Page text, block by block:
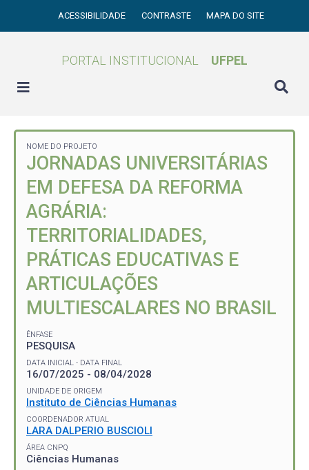
ACESSIBILIDADE CONTRASTE MAPA DO SITE
PORTAL INSTITUCIONAL UFPEL
NOME DO PROJETO
JORNADAS UNIVERSITÁRIAS
EM DEFESA DA REFORMA
AGRÁRIA:
TERRITORIALIDADES,
PRÁTICAS EDUCATIVAS E
ARTICULAÇÕES
MULTIESCALARES NO BRASIL
ÊNFASE
PESQUISA
DATA INICIAL - DATA FINAL
16/07/2025 - 08/04/2028
UNIDADE DE ORIGEM
Instituto de Ciências Humanas
COORDENADOR ATUAL
LARA DALPERIO BUSCIOLI
ÁREA CNPQ
Ciências Humanas